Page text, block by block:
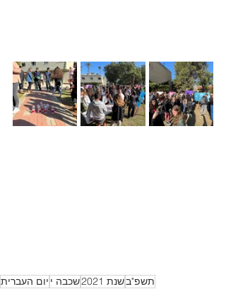
תשפ"בשנת 2021 שכבה י יום העברית